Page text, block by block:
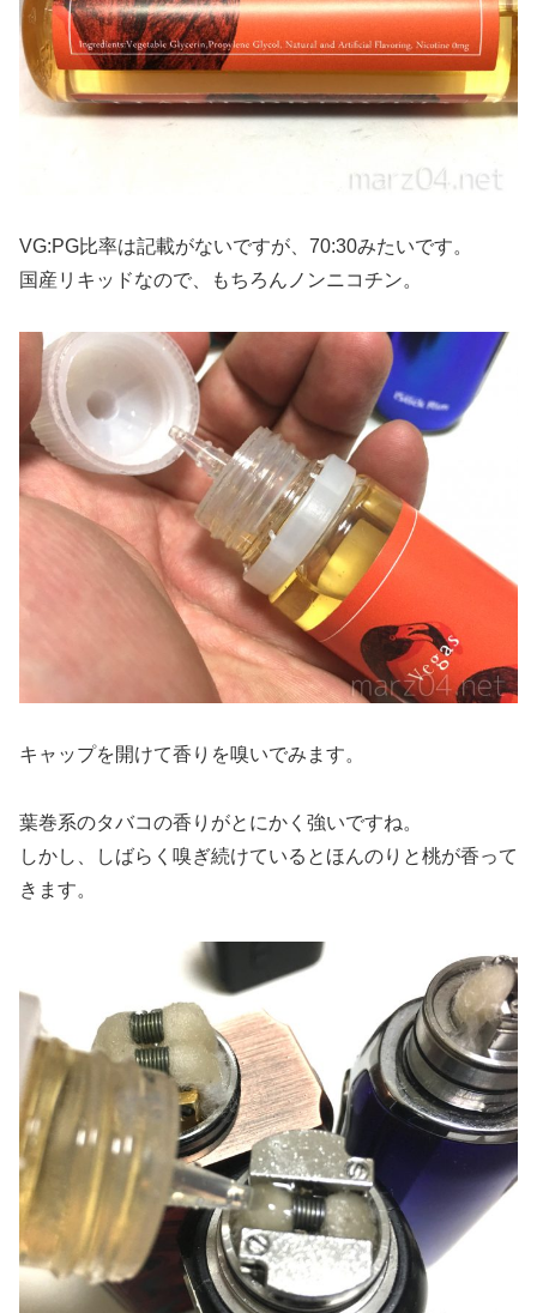
VG:PG比率は記載がないですが、70:30みたいです。
国産リキッドなので、もちろんノンニコチン。
キャップを開けて香りを嗅いでみます。
葉巻系のタバコの香りがとにかく強いですね。
しかし、しばらく嗅ぎ続けているとほんのりと桃が香って
きます。